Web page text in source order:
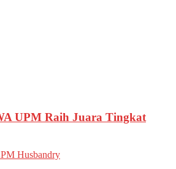
UPM Raih Juara Tingkat
Husbandry